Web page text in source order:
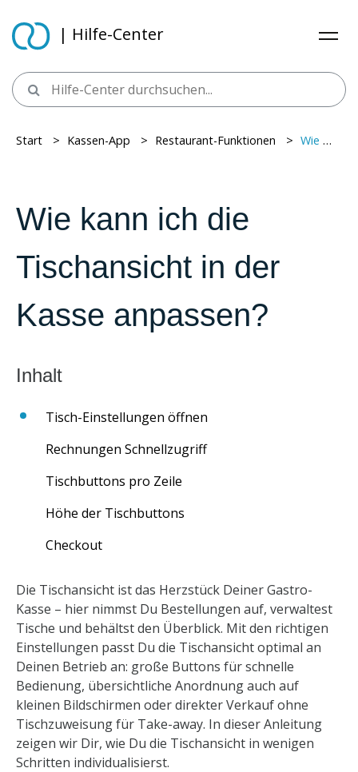
| Hilfe-Center
Start > ​ Kassen-App > ​ Restaurant-Funktionen > ​ Wie kann ich die Tischansicht in der Kasse anpassen?
Wie kann ich die
Tischansicht in der
Kasse anpassen?
Tisch-Einstellungen öffnen
Rechnungen Schnellzugriff
Tischbuttons pro Zeile
Höhe der Tischbuttons
Checkout
Die Tischansicht ist das Herzstück Deiner Gastro-
Kasse – hier nimmst Du Bestellungen auf, verwaltest
Tische und behältst den Überblick. Mit den richtigen
Einstellungen passt Du die Tischansicht optimal an
Deinen Betrieb an: große Buttons für schnelle
Bedienung, übersichtliche Anordnung auch auf
kleinen Bildschirmen oder direkter Verkauf ohne
Tischzuweisung für Take-away. In dieser Anleitung
zeigen wir Dir, wie Du die Tischansicht in wenigen
Schritten individualisierst.